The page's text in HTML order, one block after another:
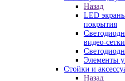
Назад
LED
покрытия
видео-сетки
Элементы
Стойки и
Назад